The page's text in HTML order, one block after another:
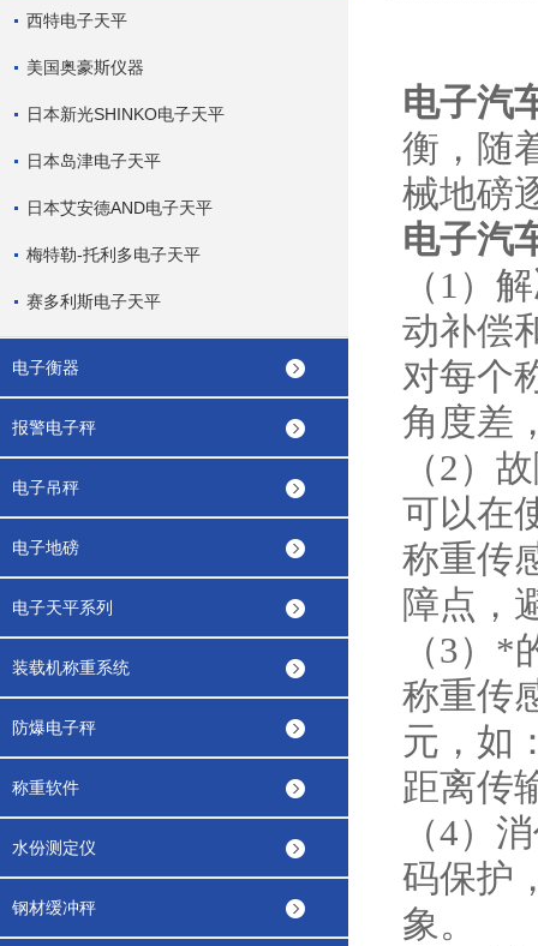
西特电子天平
美国奥豪斯仪器
日本新光SHINKO电子天平
日本岛津电子天平
日本艾安德AND电子天平
梅特勒-托利多电子天平
赛多利斯电子天平
电子衡器
报警电子秤
电子吊秤
电子地磅
电子天平系列
装载机称重系统
防爆电子秤
称重软件
水份测定仪
钢材缓冲秤
电子汽
衡，随
械地磅
电子汽
（1）
动补偿
对每个
角度差
（2）
可以在
称重传
障点，
（3）
称重传
元，如
距离传
（4）
码保护
象。